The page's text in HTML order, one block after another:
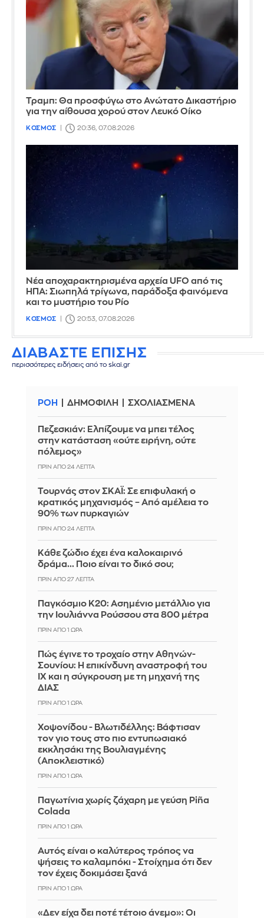
Τραμπ: Θα προσφύγω στο Ανώτατο Δικαστήριο
για την αίθουσα χορού στον Λευκό Οίκο
ΚΟΣΜΟΣ 20:36, 07.08.2026
Νέα αποχαρακτηρισμένα αρχεία UFO από τις
ΗΠΑ: Σιωπηλά τρίγωνα, παράδοξα φαινόμενα
και το μυστήριο του Ρίο
ΚΟΣΜΟΣ 20:53, 07.08.2026
ΔΙΑΒΑΣΤΕ ΕΠΙΣΗΣ
περισσότερες ειδήσεις από το skai.gr
ΡΟΗ ΔΗΜΟΦΙΛΗ ΣΧΟΛΙΑΣΜΕΝΑ
Πεζεσκιάν: Ελπίζουμε να μπει τέλος
στην κατάσταση «ούτε ειρήνη, ούτε
πόλεμος»
ΠΡΙΝ ΑΠΌ 24 ΛΕΠΤΆ
Τουρνάς στον ΣΚΑΪ: Σε επιφυλακή ο
κρατικός μηχανισμός – Από αμέλεια το
90% των πυρκαγιών
ΠΡΙΝ ΑΠΌ 24 ΛΕΠΤΆ
Κάθε ζώδιο έχει ένα καλοκαιρινό
δράμα... Ποιο είναι το δικό σου;
ΠΡΙΝ ΑΠΌ 27 ΛΕΠΤΆ
Παγκόσμιο Κ20: Ασημένιο μετάλλιο για
την Ιουλιάννα Ρούσσου στα 800 μέτρα
ΠΡΙΝ ΑΠΌ 1 ΏΡΑ
Πώς έγινε το τροχαίο στην Αθηνών-
Σουνίου: Η επικίνδυνη αναστροφή του
ΙΧ και η σύγκρουση με τη μηχανή της
ΔΙΑΣ
ΠΡΙΝ ΑΠΌ 1 ΏΡΑ
Χοψονίδου - Βλωτιδέλλης: Βάφτισαν
τον γιο τους στο πιο εντυπωσιακό
εκκλησάκι της Βουλιαγμένης
(Αποκλειστικό)
ΠΡΙΝ ΑΠΌ 1 ΏΡΑ
Παγωτίνια χωρίς ζάχαρη με γεύση Piña
Colada
ΠΡΙΝ ΑΠΌ 1 ΏΡΑ
Αυτός είναι ο καλύτερος τρόπος να
ψήσεις το καλαμπόκι - Στοίχημα ότι δεν
τον έχεις δοκιμάσει ξανά
ΠΡΙΝ ΑΠΌ 1 ΏΡΑ
«Δεν είχα δει ποτέ τέτοιο άνεμο»: Οι